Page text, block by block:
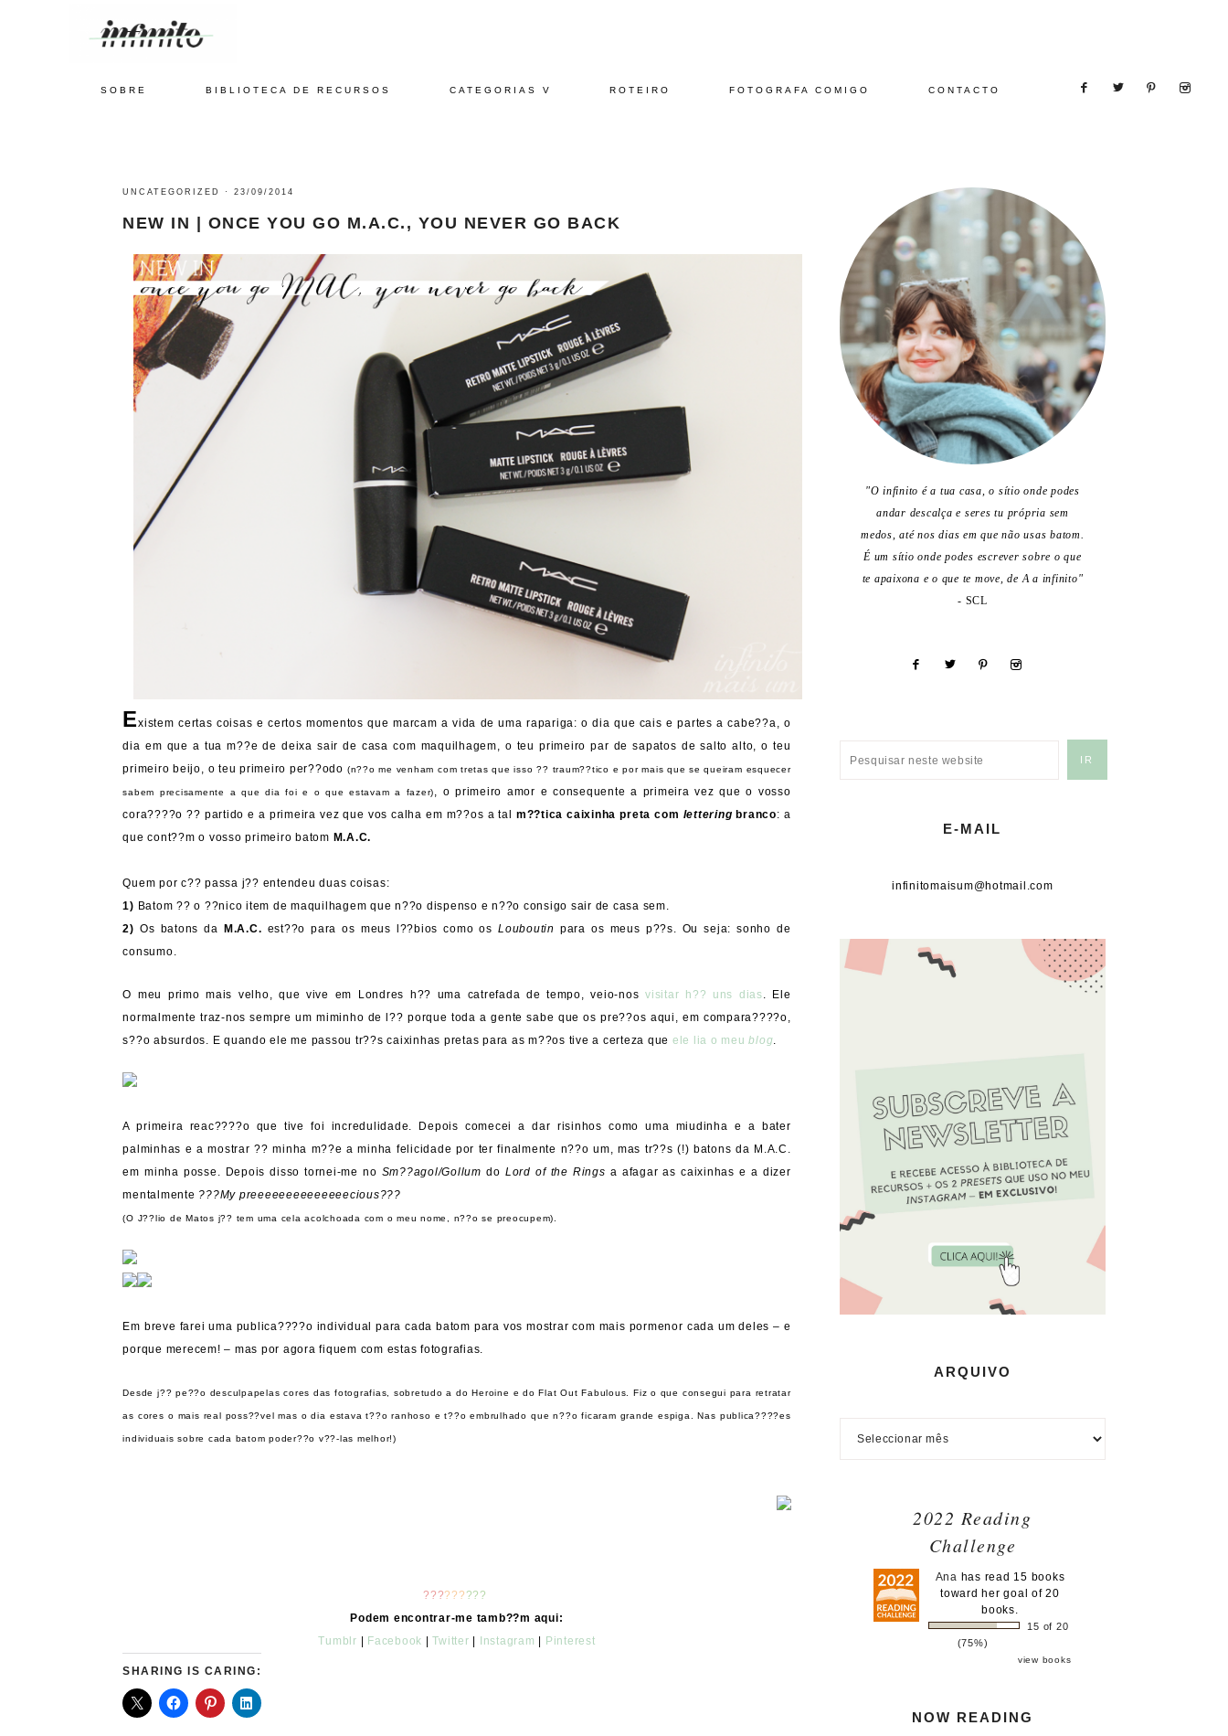
SOBRE BIBLIOTECA DE RECURSOS CATEGORIAS V ROTEIRO FOTOGRAFA COMIGO CONTACTO
UNCATEGORIZED ·23/09/2014
NEW IN | ONCE YOU GO M.A.C., YOU NEVER GO BACK
Existem certas coisas e certos momentos que marcam a vida de uma rapariga: o dia que cais e partes a cabe??a, o
dia em que a tua m??e de deixa sair de casa com maquilhagem, o teu primeiro par de sapatos de salto alto, o teu
primeiro beijo, o teu primeiro per??odo (n??o me venham com tretas que isso ?? traum??tico e por mais que se queiram esquecer
sabem precisamente a que dia foi e o que estavam a fazer), o primeiro amor e consequente a primeira vez que o vosso
cora????o ?? partido e a primeira vez que vos calha em m??os a tal m??tica caixinha preta com lettering branco: a
que cont??m o vosso primeiro batom M.A.C.
Quem por c?? passa j?? entendeu duas coisas:
1) Batom ?? o ??nico item de maquilhagem que n??o dispenso e n??o consigo sair de casa sem.
2) Os batons da M.A.C. est??o para os meus l??bios como osLouboutin para os meus p??s. Ou seja: sonho de
consumo.
O meu primo mais velho, que vive em Londres h?? uma catrefada de tempo, veio-nosvisitar h?? uns dias. Ele
normalmente traz-nos sempre um miminho de l?? porque toda a gente sabe que os pre??os aqui, em compara????o,
s??o absurdos. E quando ele me passou tr??s caixinhas pretas para as m??os tive a certeza que ele lia o meublog.
A primeira reac????o que tive foi incredulidade. Depois comecei a dar risinhos como uma miudinha e a bater
palminhas e a mostrar ?? minha m??e a minha felicidade por ter finalmente n??o um, mas tr??s (!) batons da M.A.C.
em minha posse. Depois disso tornei-me no Sm??agol/Gollum do Lord of the Rings a afagar as caixinhas e a dizer
mentalmente ???My preeeeeeeeeeeeeecious???
(O J??lio de Matos j?? tem uma cela acolchoada com o meu nome, n??o se preocupem).
Em breve farei uma publica????o individual para cada batom para vos mostrar com mais pormenor cada um deles – e
porque merecem! – mas por agora fiquem com estas fotografias.
Desde j?? pe??o desculpapelas cores das fotografias, sobretudo a do Heroine e do Flat Out Fabulous. Fiz o que consegui para retratar
as cores o mais real poss??vel mas o dia estava t??o ranhoso e t??o embrulhado que n??o ficaram grande espiga. Nas publica????es
individuais sobre cada batom poder??o v??-las melhor!)
?????? ???
Podem encontrar-me tamb??m aqui:
Tumblr
Facebook |Twitter Instagram Pinterest
SHARING IS CARING:
"O infinito é a tua casa, o sítio onde podes
andar descalça e seres tu própria sem
medos, até nos dias em que não usas batom.
É um sítio onde podes escrever sobre o que
te apaixona e o que te move, de A a infinito"
- SCL
E-MAIL
infinitomaisum@hotmail.com
ARQUIVO
2022 Reading
Challenge
Ana has read 15 books
toward her goal of 20
books.
15 of 20
(75%)
view books
NOW READING